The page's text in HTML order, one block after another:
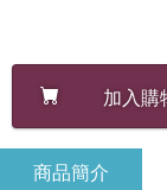
加入購
商品簡介